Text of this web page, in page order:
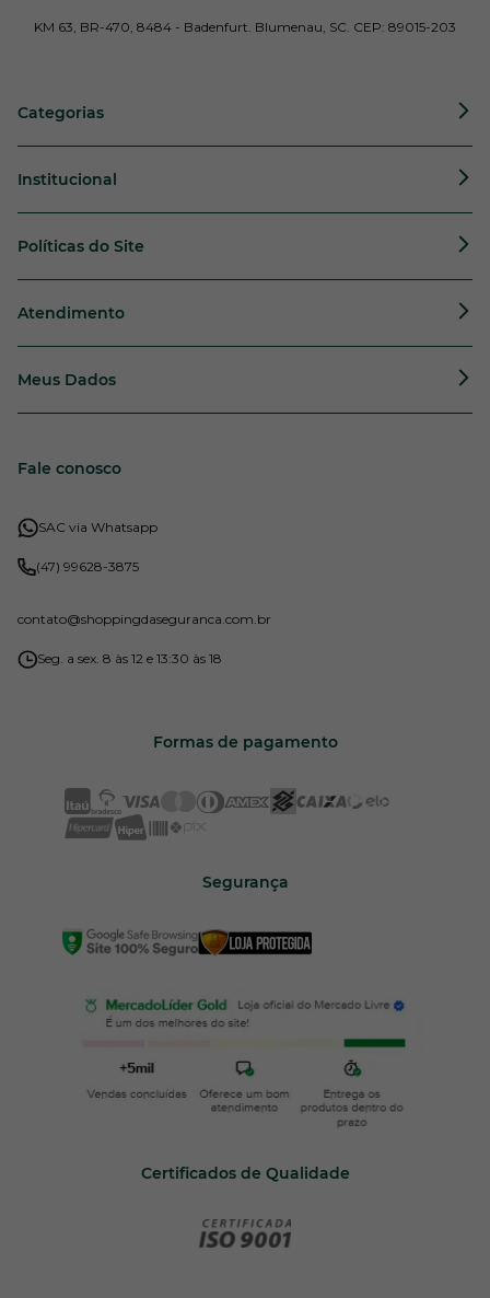
KM 63, BR-470, 8484 - Badenfurt. Blumenau, SC. CEP: 89015-203
Categorias
Institucional
Políticas do Site
Atendimento
Meus Dados
Fale conosco
SAC via Whatsapp
(47) 99628-3875
contato@shoppingdaseguranca.com.br
Seg. a sex. 8 às 12 e 13:30 às 18
Formas de pagamento
Segurança
Certificados de Qualidade